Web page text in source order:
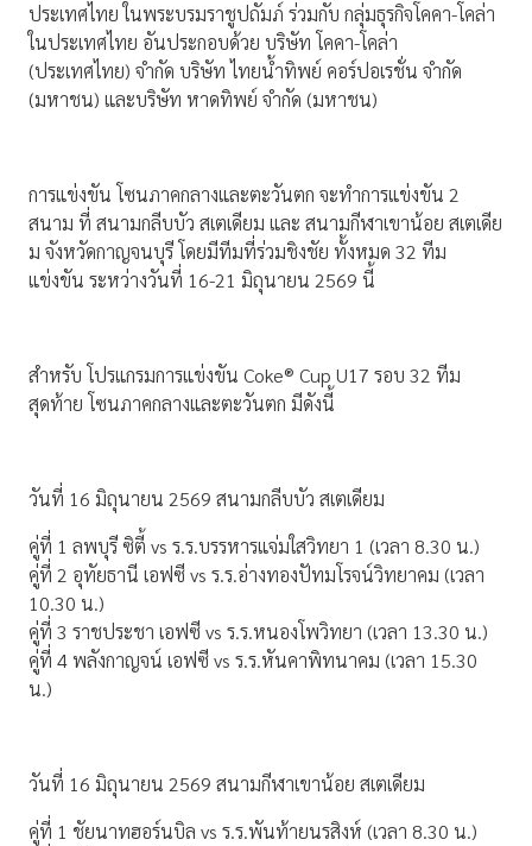
ประเทศไทย ในพระบรมราชูปถัมภ์ ร่วมกับ กลุ่มธุรกิจโคคา-โคล่า
ในประเทศไทย อันประกอบด้วย บริษัท โคคา-โคล่า
(ประเทศไทย) จำกัด บริษัท ไทยน้ำทิพย์ คอร์ปอเรชั่น จำกัด
(มหาชน) และบริษัท หาดทิพย์ จำกัด (มหาชน)
การแข่งขัน โซนภาคกลางและตะวันตก จะทำการแข่งขัน 2
สนาม ที่ สนามกลีบบัว สเตเดียม และ สนามกีฬาเขาน้อย สเตเดีย
ม จังหวัดกาญจนบุรี โดยมีทีมที่ร่วมชิงชัย ทั้งหมด 32 ทีม
แข่งขัน ระหว่างวันที่ 16-21 มิถุนายน 2569 นี้
สำหรับ โปรแกรมการแข่งขัน Coke® Cup U17 รอบ 32 ทีม
สุดท้าย โซนภาคกลางและตะวันตก มีดังนี้
วันที่ 16 มิถุนายน 2569 สนามกลีบบัว สเตเดียม
คู่ที่ 1 ลพบุรี ซิตี้ vs ร.ร.บรรหารแจ่มใสวิทยา 1 (เวลา 8.30 น.)
คู่ที่ 2 อุทัยธานี เอฟซี vs ร.ร.อ่างทองปัทมโรจน์วิทยาคม (เวลา
10.30 น.)
คู่ที่ 3 ราชประชา เอฟซี vs ร.ร.หนองโพวิทยา (เวลา 13.30 น.)
คู่ที่ 4 พลังกาญจน์ เอฟซี vs ร.ร.หันคาพิทนาคม (เวลา 15.30
น.)
วันที่ 16 มิถุนายน 2569 สนามกีฬาเขาน้อย สเตเดียม
คู่ที่ 1 ชัยนาทฮอร์นบิล vs ร.ร.พันท้ายนรสิงห์ (เวลา 8.30 น.)